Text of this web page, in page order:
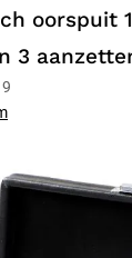
oorspuit
3